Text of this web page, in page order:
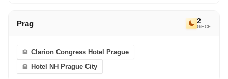
Prag 2
GECE
Clarion Congress Hotel Prague
Hotel NH Prague City